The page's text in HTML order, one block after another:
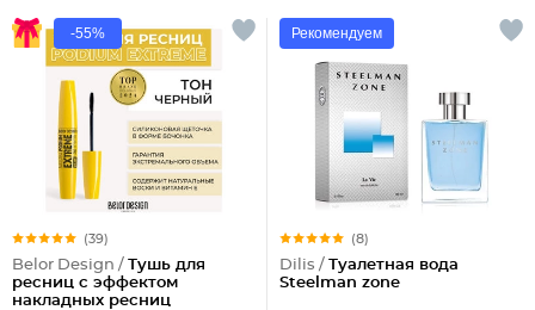
-55%
(39)
Belor Design / Тушь для
ресниц с эффектом
накладных ресниц
Рекомендуем
(8)
Dilis / Туалетная вода
Steelman zone